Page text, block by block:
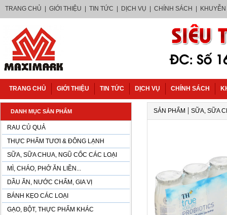
TRANG CHỦ GIỚI THIỆU TIN TỨC DỊCH VỤ CHÍNH SÁCH
TRANG CHỦ GIỚI THIỆU TIN TỨC DỊCH VỤ CHÍNH SÁCH
DANH MỤC SẢN PHẨM
RAU CỦ QUẢ
THỰC PHẨM TƯƠI & ĐÔNG LẠNH
SỮA, SỮA CHUA, NGŨ CỐC CÁC LOẠI
MÌ, CHÁO, PHỞ ĂN LIỀN...
DẦU ĂN, NƯỚC CHẤM, GIA VỊ
BÁNH KẸO CÁC LOẠI
GẠO, BỘT, THỰC PHẨM KHÁC
SẢN PHẨM | SỮA, SỮA